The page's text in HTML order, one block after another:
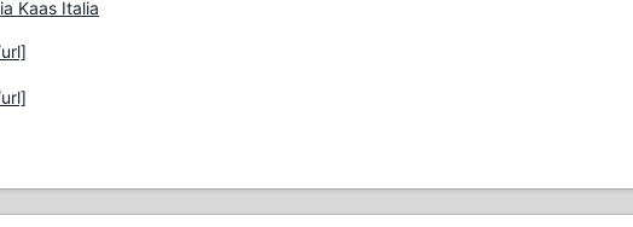
Kaas Italia